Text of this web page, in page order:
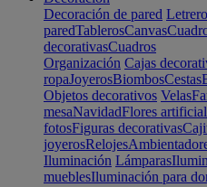
Decoración de pared
paredTablerosCanvas
decorativasCuadros
Organización Cajas
ropaJoyerosBiombosCestas
Objetos decorativos Velas
mesaNavidadFlores
fotosFiguras decorativas
joyerosRelojes
Iluminación Lámparas
mueblesIluminación para